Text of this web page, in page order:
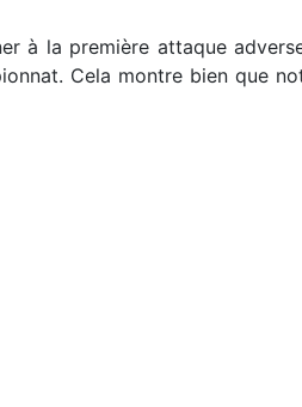
à la première attaque
Cela montre bien que